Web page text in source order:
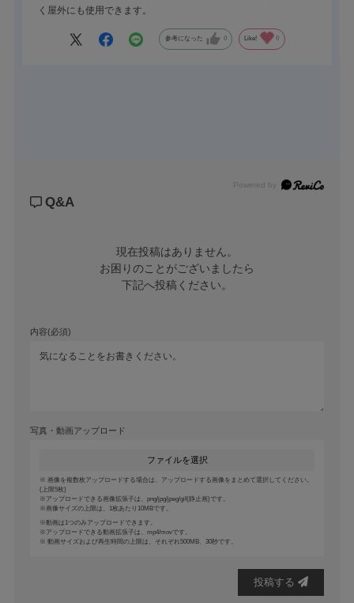
く屋外にも使用できます。
参考になった 0 Like! 0
Powered by
Q&A
現在投稿はありません。
お困りのことがございましたら
下記へ投稿ください。
内容(必須)
写真・動画アップロード
ファイルを選択
画像を複数枚アップロードする場合は、アップロードする画像をまとめて選択してください。
(上限5枚)
アップロードできる画像拡張子は、png/jpg/jpeg/gif(静止画)です。
画像サイズの上限は、1枚あたり10MBです。
動画は1つのみアップロードできます。
アップロードできる動画拡張子は、mp4/movです。
動画サイズおよび再生時間の上限は、それぞれ500MB、30秒です。
投稿する